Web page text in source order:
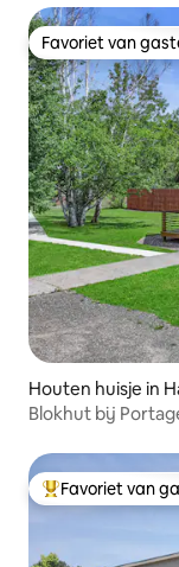
Favoriet van
Favoriet van
Houten huisje in
Blokhut bij
Topfavoriet van
Favoriet van